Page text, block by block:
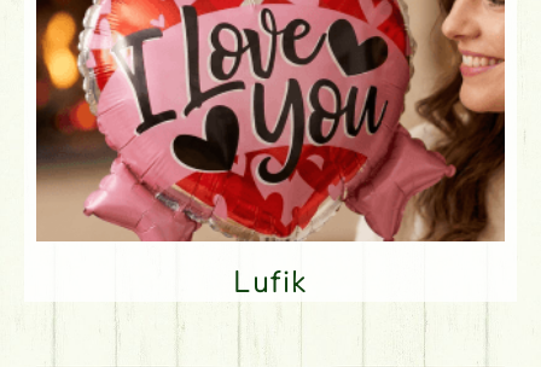
Lufik